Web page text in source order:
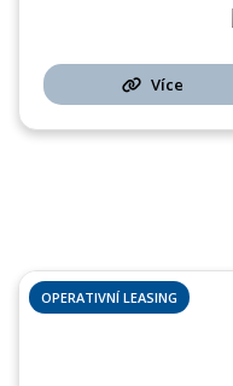
Více
OPERATIVNÍ LEASING